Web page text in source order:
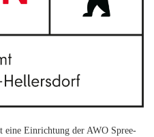
Einrichtung der AWO Spree-